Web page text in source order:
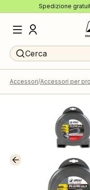
Spedizione
Cerca
Accessori Accessori per